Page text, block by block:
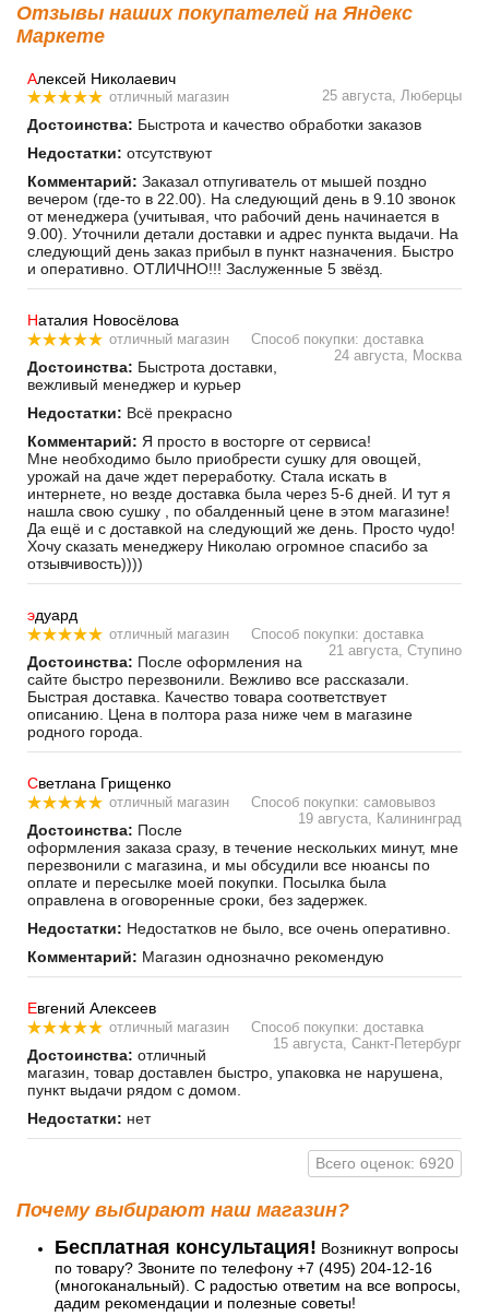
Отзывы наших покупателей на Яндекс
Маркете
Алексей Николаевич
отличный магазин 25 августа, Люберцы
Достоинства: Быстрота и качество обработки заказов
Недостатки: отсутствуют
Комментарий: Заказал отпугиватель от мышей поздно
вечером (где-то в 22.00). На следующий день в 9.10 звонок
от менеджера (учитывая, что рабочий день начинается в
9.00). Уточнили детали доставки и адрес пункта выдачи. На
следующий день заказ прибыл в пункт назначения. Быстро
и оперативно. ОТЛИЧНО!!! Заслуженные 5 звёзд.
Наталия Новосёлова
отличный магазин
Способ покупки: доставка
24 августа, Москва
Достоинства: Быстрота доставки,
вежливый менеджер и курьер
Недостатки: Всё прекрасно
Комментарий: Я просто в восторге от сервиса!
Мне необходимо было приобрести сушку для овощей,
урожай на даче ждет переработку. Стала искать в
интернете, но везде доставка была через 5-6 дней. И тут я
нашла свою сушку , по обалденный цене в этом магазине!
Да ещё и с доставкой на следующий же день. Просто чудо!
Хочу сказать менеджеру Николаю огромное спасибо за
отзывчивость))))
эдуард
отличный магазин
Способ покупки: доставка
21 августа, Ступино
Достоинства: После оформления на
сайте быстро перезвонили. Вежливо все рассказали.
Быстрая доставка. Качество товара соответствует
описанию. Цена в полтора раза ниже чем в магазине
родного города.
Светлана Грищенко
отличный магазин
Способ покупки: самовывоз
19 августа, Калининград
Достоинства: После
оформления заказа сразу, в течение нескольких минут, мне
перезвонили с магазина, и мы обсудили все нюансы по
оплате и пересылке моей покупки. Посылка была
оправлена в оговоренные сроки, без задержек.
Недостатки: Недостатков не было, все очень оперативно.
Комментарий: Магазин однозначно рекомендую
Евгений Алексеев
отличный магазин
Способ покупки: доставка
15 августа, Санкт-Петербург
Достоинства: отличный
магазин, товар доставлен быстро, упаковка не нарушена,
пункт выдачи рядом с домом.
Недостатки: нет
Всего оценок: 6920
Почему выбирают наш магазин?
Бесплатная консультация! Возникнут вопросы
по товару? Звоните по телефону +7 (495) 204-12-16
(многоканальный). С радостью ответим на все вопросы,
дадим рекомендации и полезные советы!